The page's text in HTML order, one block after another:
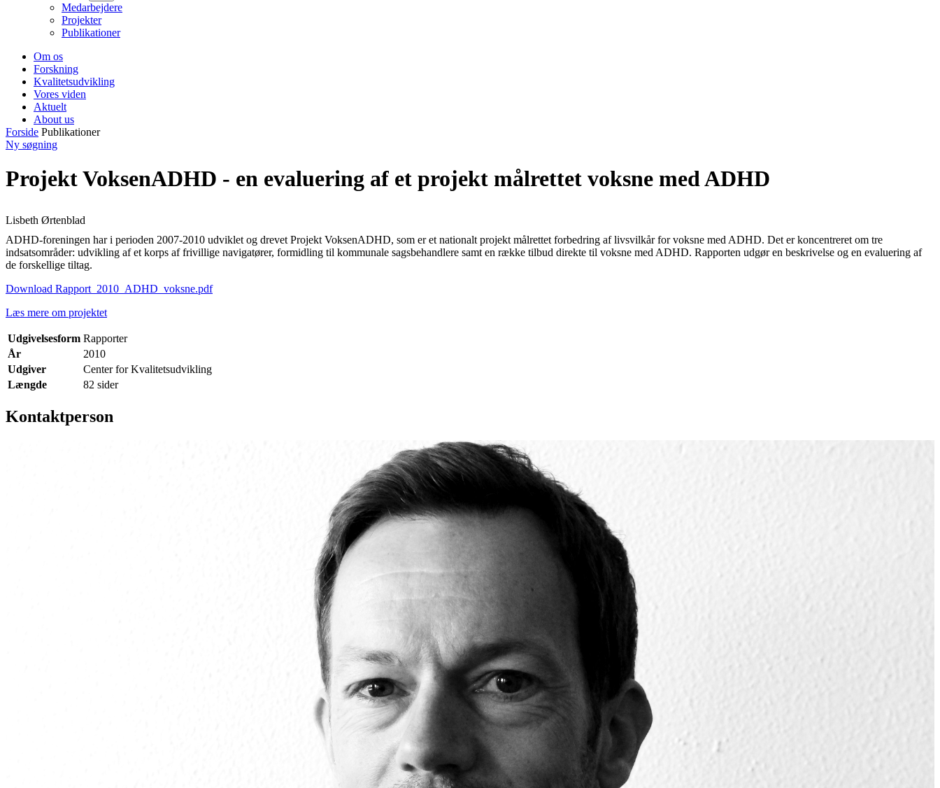
Medarbejdere
Projekter
Publikationer
Om os
Forskning
Kvalitetsudvikling
Vores viden
Aktuelt
About us
Forside Publikationer
Ny søgning
Projekt VoksenADHD - en evaluering af et projekt målrettet voksne med ADHD
Lisbeth Ørtenblad
ADHD-foreningen har i perioden 2007-2010 udviklet og drevet Projekt VoksenADHD, som er et nationalt projekt målrettet forbedring af livsvilkår for voksne med ADHD. Det er koncentreret om tre
indsatsområder: udvikling af et korps af frivillige navigatører, formidling til kommunale sagsbehandlere samt en række tilbud direkte til voksne med ADHD. Rapporten udgør en beskrivelse og en evaluering af
de forskellige tiltag.
Download Rapport_2010_ADHD_voksne.pdf
Læs mere om projektet
Udgivelsesform Rapporter
År
2010
Udgiver
Center for Kvalitetsudvikling
Længde
82 sider
Kontaktperson